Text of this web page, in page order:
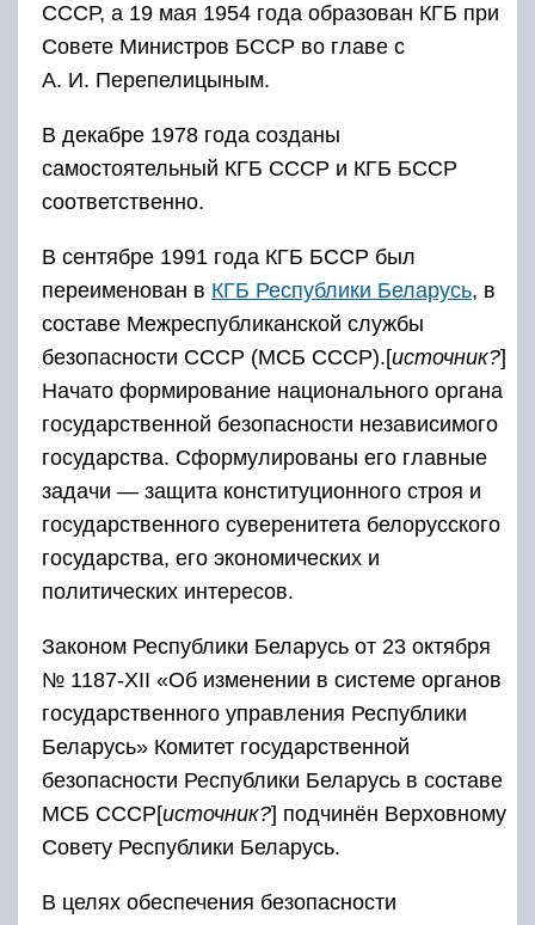
СССР, а 19 мая 1954 года образован КГБ при
Совете Министров БССР во главе с
А. И. Перепелицыным.
В декабре 1978 года созданы
самостоятельный КГБ СССР и КГБ БССР
соответственно.
В сентябре 1991 года КГБ БССР был
переименован в КГБ Республики Беларусь, в
составе Межреспубликанской службы
безопасности СССР (МСБ СССР).[источник?]
Начато формирование национального органа
государственной безопасности независимого
государства. Сформулированы его главные
задачи — защита конституционного строя и
государственного суверенитета белорусского
государства, его экономических и
политических интересов.
Законом Республики Беларусь от 23 октября
№ 1187-XII «Об изменении в системе органов
государственного управления Республики
Беларусь» Комитет государственной
безопасности Республики Беларусь в составе
МСБ СССР[источник?] подчинён Верховному
Совету Республики Беларусь.
В целях обеспечения безопасности